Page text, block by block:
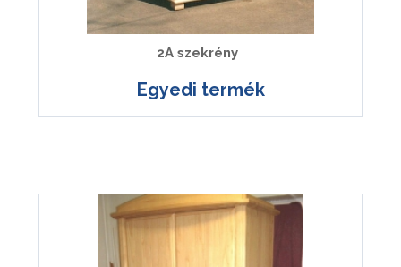
2A szekrény
Egyedi termék